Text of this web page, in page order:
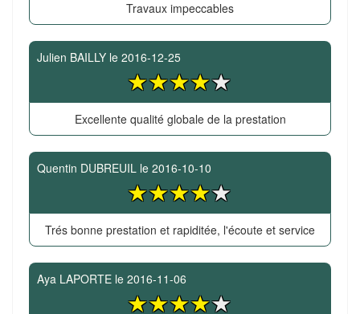
Travaux impeccables
Julien BAILLY le 2016-12-25
Excellente qualité globale de la prestation
Quentin DUBREUIL le 2016-10-10
Trés bonne prestation et rapiditée, l'écoute et service
Aya LAPORTE le 2016-11-06